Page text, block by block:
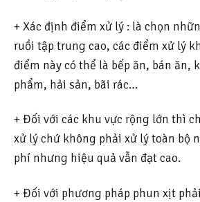
+ Xác định điểm xử lý : là chọn
ruồi tập trung cao, các điểm xử lý
điểm này có thể là bếp ăn, bán ăn,
phẩm, hải sản, bãi rác…
+ Đối với các khu vực rộng lớn thì
xử lý chứ không phải xử lý toàn bộ
phí nhưng hiệu quả vẫn đạt cao.
+ Đối với phương pháp phun xịt